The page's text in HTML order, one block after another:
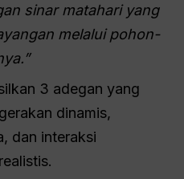
sinar matahari yang
melalui pohon-
3 adegan yang
dinamis,
dan interaksi